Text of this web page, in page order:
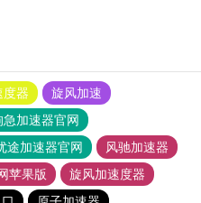
度器
旋风加速
急加速器官网
途加速器官网
风驰加速器
苹果版
旋风加速度器